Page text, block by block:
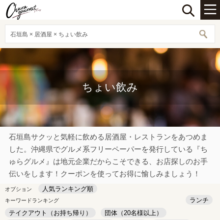
石垣島 × 居酒屋 × ちょい飲み
ちょい飲み
石垣島サクッと気軽に飲める居酒屋・レストランをあつめま
した。沖縄県でグルメ系フリーペーパーを発行している『ち
ゅらグルメ』は地元企業だからこそできる、お店探しのお手
伝いをします！クーポンを使ってお得に愉しみましょう！
オプション 人気ランキング順
キーワードランキング
ランチ
テイクアウト（お持ち帰り）
団体（20名様以上）